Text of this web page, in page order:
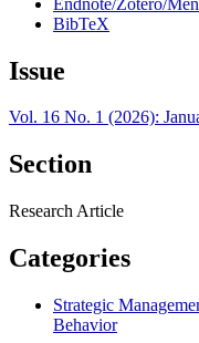
BibTeX
Issue
Vol. 16 No. 1 (2026):
Section
Research Article
Categories
Strategic
Behavior